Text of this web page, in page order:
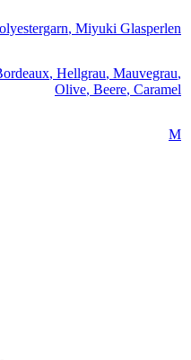
, Miyuki Glasperlen
, Hellgrau, Mauvegrau,
Olive, Beere, Caramel
M